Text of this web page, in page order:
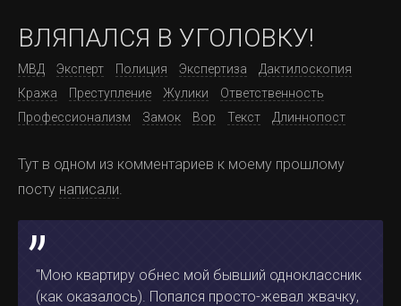
ВЛЯПАЛСЯ В УГОЛОВКУ!
МВД Эксперт Полиция Экспертиза
Дактилоскопия
Кража
Преступление Жулики
Ответственность
Профессионализм
Замок Вор Текст Длиннопост
Тут в одном из комментариев к моему прошлому
посту написали.
"Мою квартиру обнес мой бывший одноклассник
(как оказалось). Попался просто-жевал жвачку,